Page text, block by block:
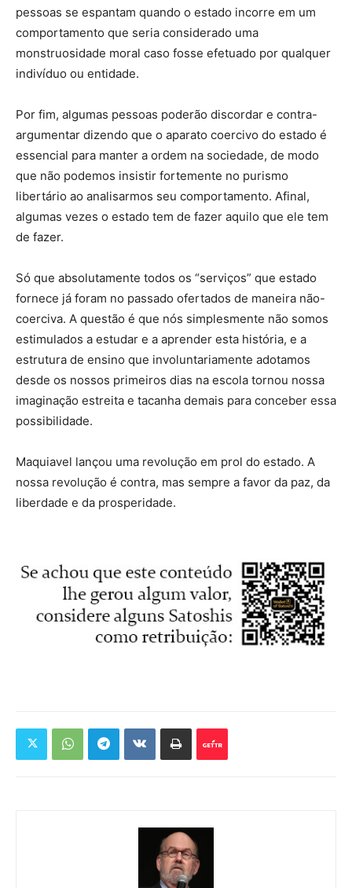
pessoas se espantam quando o estado incorre em um
comportamento que seria considerado uma
monstruosidade moral caso fosse efetuado por qualquer
indivíduo ou entidade.
Por fim, algumas pessoas poderão discordar e contra-
argumentar dizendo que o aparato coercivo do estado é
essencial para manter a ordem na sociedade, de modo
que não podemos insistir fortemente no purismo
libertário ao analisarmos seu comportamento. Afinal,
algumas vezes o estado tem de fazer aquilo que ele tem
de fazer.
Só que absolutamente todos os “serviços” que estado
fornece já foram no passado ofertados de maneira não-
coerciva. A questão é que nós simplesmente não somos
estimulados a estudar e a aprender esta história, e a
estrutura de ensino que involuntariamente adotamos
desde os nossos primeiros dias na escola tornou nossa
imaginação estreita e tacanha demais para conceber essa
possibilidade.
Maquiavel lançou uma revolução em prol do estado. A
nossa revolução é contra, mas sempre a favor da paz, da
liberdade e da prosperidade.